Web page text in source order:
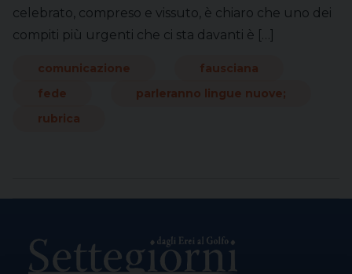
celebrato, compreso e vissuto, è chiaro che uno dei
compiti più urgenti che ci sta davanti è […]
comunicazione
fausciana
fede
parleranno lingue nuove;
rubrica